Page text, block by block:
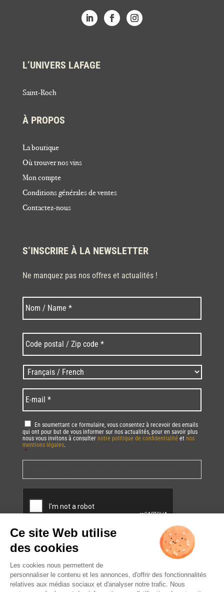
L’UNIVERS LAFAGE
Saint-Roch
À PROPOS
La boutique
Où trouver nos vins
Mon compte
Conditions générales de ventes
Contactez-nous
S’INSCRIRE À LA NEWSLETTER
Ne manquez pas nos offres et actualités !
Nom * Nom
postal
/
Zip
code
* *
Langues
/
Language *
mail *
RGPD *
En soumettant ce formulaire, vous consentez à recevoir des emails
qui ont pour but de vous informer sur nos actualités, pour en savoir plus
nous vous invitons à consulter notre politique de confidentialité et nos
mentions légales.
*